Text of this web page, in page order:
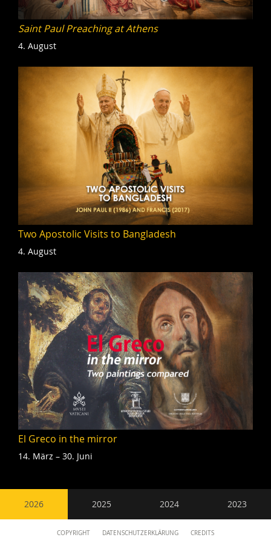
Saint Paul Preaching at Athens
4. August
Two Apostolic Visits to Bangladesh
4. August
El Greco in the mirror
14. März – 30. Juni
2026 2025 2024 2023
COPYRIGHT DATENSCHUTZERKLÄRUNG CREDITS